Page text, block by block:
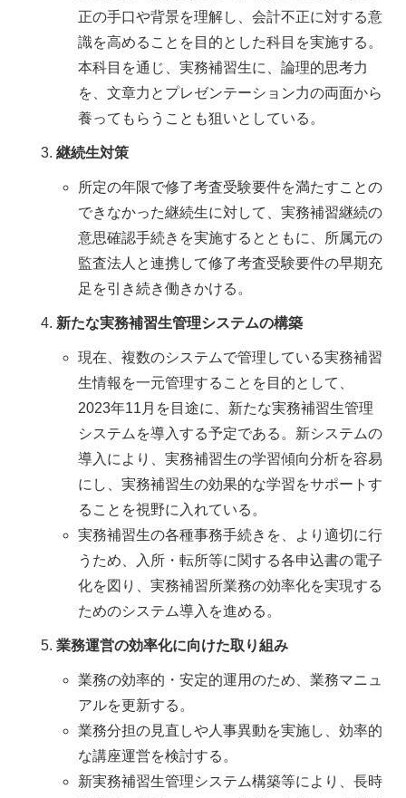
正の手口や背景を理解し、会計不正に対する意
識を高めることを目的とした科目を実施する。
本科目を通じ、実務補習生に、論理的思考力
を、文章力とプレゼンテーション力の両面から
養ってもらうことも狙いとしている。
継続生対策
所定の年限で修了考査受験要件を満たすことの
できなかった継続生に対して、実務補習継続の
意思確認手続きを実施するとともに、所属元の
監査法人と連携して修了考査受験要件の早期充
足を引き続き働きかける。
新たな実務補習生管理システムの構築
現在、複数のシステムで管理している実務補習
生情報を一元管理することを目的として、
2023年11月を目途に、新たな実務補習生管理
システムを導入する予定である。新システムの
導入により、実務補習生の学習傾向分析を容易
にし、実務補習生の効果的な学習をサポートす
ることを視野に入れている。
実務補習生の各種事務手続きを、より適切に行
うため、入所・転所等に関する各申込書の電子
化を図り、実務補習所業務の効率化を実現する
ためのシステム導入を進める。
業務運営の効率化に向けた取り組み
業務の効率的・安定的運用のため、業務マニュ
アルを更新する。
業務分担の見直しや人事異動を実施し、効率的
な講座運営を検討する。
新実務補習生管理システム構築等により、長時